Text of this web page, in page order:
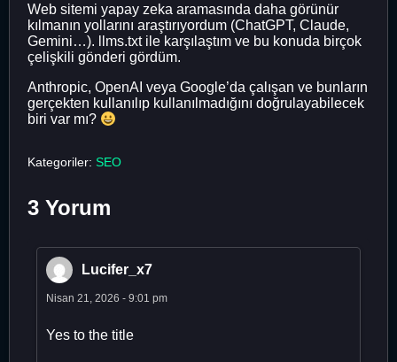
Web sitemi yapay zeka aramasında daha görünür
kılmanın yollarını araştırıyordum (ChatGPT, Claude,
Gemini…). llms.txt ile karşılaştım ve bu konuda birçok
çelişkili gönderi gördüm.
Anthropic, OpenAI veya Google’da çalışan ve bunların
gerçekten kullanılıp kullanılmadığını doğrulayabilecek
biri var mı?
Kategoriler: SEO
3 Yorum
Lucifer_x7
Nisan 21, 2026 - 9:01 pm
Yes to the title